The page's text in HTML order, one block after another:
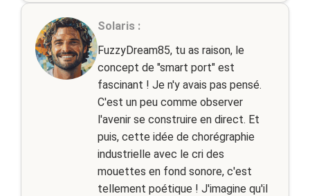
Solaris :
FuzzyDream85, tu as raison, le
concept de "smart port" est
fascinant ! Je n'y avais pas pensé.
C'est un peu comme observer
l'avenir se construire en direct. Et
puis, cette idée de chorégraphie
industrielle avec le cri des
mouettes en fond sonore, c'est
tellement poétique ! J'imagine qu'il